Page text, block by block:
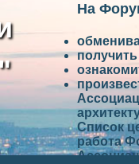
На
Список
работа